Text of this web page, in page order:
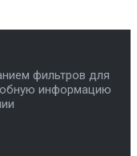
фильтров для
информацию